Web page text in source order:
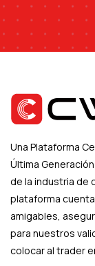
Una Plataforma
Última
de la industria de
plataforma
amigables,
para nuestros
colocar al trader